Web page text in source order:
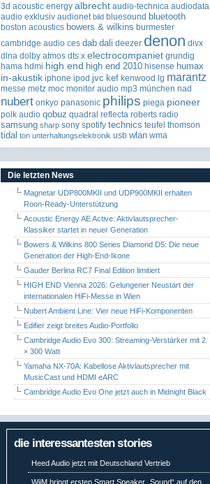
3d acoustic energy albrecht audio-technica audiodata
audio exklusiv audionet bild bluesound bluetooth
boston acoustics bowers & wilkins burmester
cambridge audio ces dab dali deezer denon divx
dlna dolby atmos dts:x electrocompaniet grundig
hama hdmi high end high end 2010 hisense humax
in-akustik iphone ipod jvc kef kenwood lg marantz
messe metz moc monitor audio mp3 münchen nad
nubert onkyo panasonic philips piega pioneer
polk audio qobuz quadral reflecta roberts radio
samsung sharp sony spotify technics teufel thomson
tidal ton unterhaltungselektronik usb wlan wma
Die letzten News
Magnetar UDP800MKII und UDP900MKII erhalten
Roon-Ready-Unterstützung
Acoustic Energy AE Active: Aktivlautsprecher-
Klassiker startet in neuer Generation
Bowers & Wilkins 800 Series Diamond D5: Die neue
Generation der High-End-Ikone
Gauder Berlina RC7 Final Edition limitiert
HIGH END Vienna 2026: Gelungener Neustart der
internationalen HiFi-Messe in Wien
Nubert Ambient Line: Vier neue HiFi-Komponenten
Edifier zeigt breites Audio-Portfolio
Cambridge Audio Evo 300: Streaming-Verstärker mit 2
× 300 Watt
Yamaha NX-70A: Kabellose Aktivlautsprecher mit
MusicCast und HDMI eARC
Cambridge Audio Evo One jetzt auch in Midnight Black
die interessantesten stories
Heed Audio jetzt mit Deutschland Vertrieb
WiiM bringt ersten Smart Speaker „Sound“ auf den